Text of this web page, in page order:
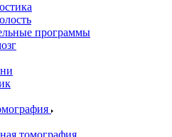
программы
томография